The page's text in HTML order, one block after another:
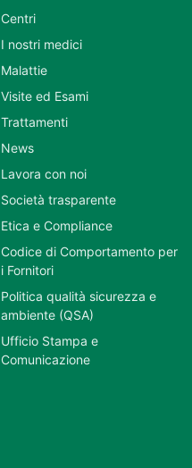
Centri
I nostri medici
Malattie
Visite ed Esami
Trattamenti
News
Lavora con noi
Società trasparente
Etica e Compliance
Codice di Comportamento per
i Fornitori
Politica qualità sicurezza e
ambiente (QSA)
Ufficio Stampa e
Comunicazione